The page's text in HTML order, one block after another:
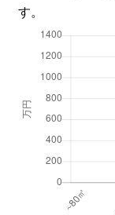
す。